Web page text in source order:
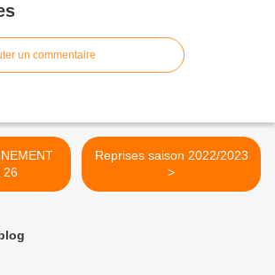
un commentaire
26
Reprises saison 2022/2023
>